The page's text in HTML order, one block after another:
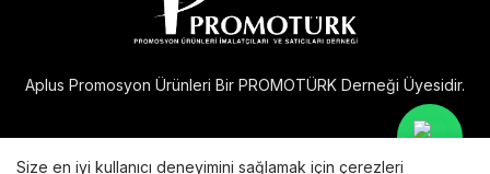
Aplus Promosyon Ürünleri Bir PROMOTÜRK Derneği Üyesidir.
Size en iyi kullanıcı deneyimini sağlamak için çerezleri